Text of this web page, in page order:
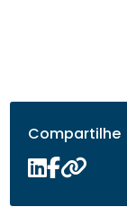
Compartilhe